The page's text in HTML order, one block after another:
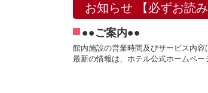
お知らせ 【必ずお読み
●●ご案内●●
館内施設の営業時間及びサービス内容
最新の情報は、ホテル公式ホームペー